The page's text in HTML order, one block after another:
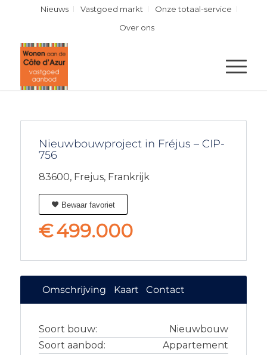
Nieuws Vastgoed markt
Onze totaal-service
Over ons
Nieuwbouwproject in Fréjus – CIP-
756
83600, Frejus, Frankrijk
Bewaar favoriet
€499.000
Omschrijving Kaart Contact
Soort bouw:
Nieuwbouw
Soort aanbod:
Appartement